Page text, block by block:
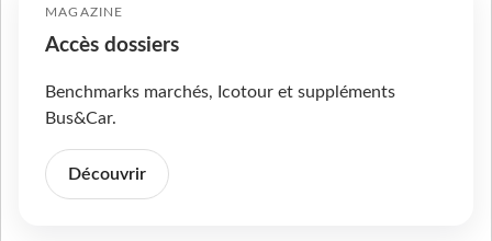
MAGAZINE
Accès dossiers
Benchmarks marchés, Icotour et suppléments
Bus&Car.
Découvrir